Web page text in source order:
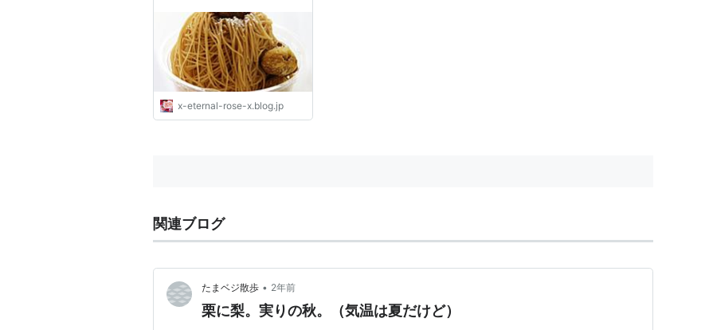
ナルローズ）
x-eternal-rose-x.blog.jp
関連ブログ
たまベジ散歩 • 2年前
栗に梨。実りの秋。（気温は夏だけど）